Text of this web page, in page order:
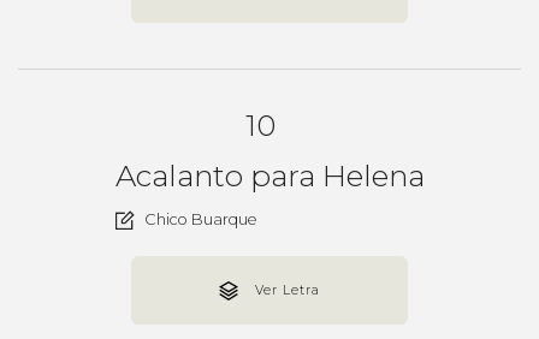
10
Acalanto para Helena
Chico Buarque
Ver Letra